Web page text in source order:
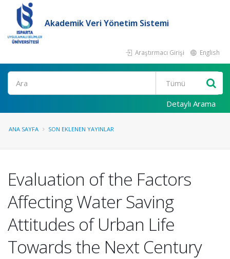
Akademik Veri Yönetim Sistemi
Araştırmacı Girişi English
Ara
Detaylı Arama
ANA SAYFA SON EKLENEN YAYINLAR
Evaluation of the Factors
Affecting Water Saving
Attitudes of Urban Life
Towards the Next Century